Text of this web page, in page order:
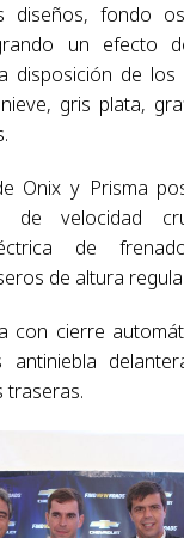
diseños, fondo
un efecto
disposición de
gris plata,
Onix y Prisma
de velocidad
de
de altura
con cierre
antiniebla
traseras.